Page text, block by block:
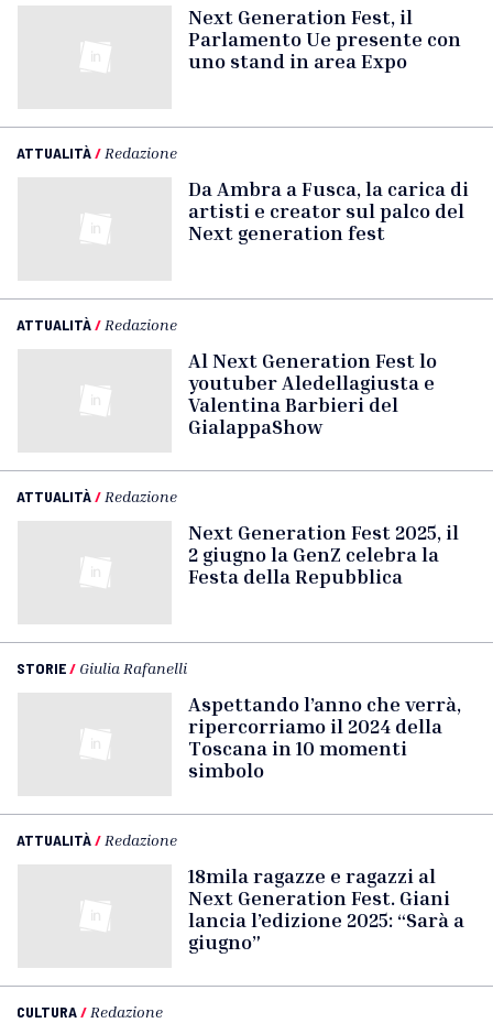
Next Generation Fest, il
Parlamento Ue presente con
uno stand in area Expo
ATTUALITÀ/ Redazione
Da Ambra a Fusca, la carica di
artisti e creator sul palco del
Next generation fest
ATTUALITÀ/ Redazione
Al Next Generation Fest lo
youtuber Aledellagiusta e
Valentina Barbieri del
GialappaShow
ATTUALITÀ/ Redazione
Next Generation Fest 2025, il
2 giugno la GenZ celebra la
Festa della Repubblica
STORIE/ Giulia Rafanelli
Aspettando l’anno che verrà,
ripercorriamo il 2024 della
Toscana in 10 momenti
simbolo
ATTUALITÀ/ Redazione
18mila ragazze e ragazzi al
Next Generation Fest. Giani
lancia l’edizione 2025: “Sarà a
giugno”
CULTURA/ Redazione